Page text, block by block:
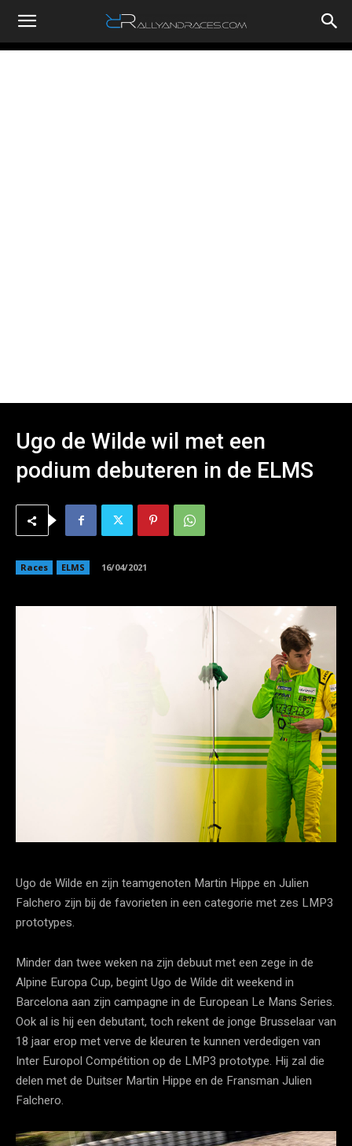
RallyandRaces.com
Ugo de Wilde wil met een
podium debuteren in de ELMS
Races ELMS 16/04/2021
Ugo de Wilde en zijn teamgenoten Martin Hippe en Julien
Falchero zijn bij de favorieten in een categorie met zes LMP3
prototypes.
Minder dan twee weken na zijn debuut met een zege in de
Alpine Europa Cup, begint Ugo de Wilde dit weekend in
Barcelona aan zijn campagne in de European Le Mans Series.
Ook al is hij een debutant, toch rekent de jonge Brusselaar van
18 jaar erop met verve de kleuren te kunnen verdedigen van
Inter Europol Compétition op de LMP3 prototype. Hij zal die
delen met de Duitser Martin Hippe en de Fransman Julien
Falchero.